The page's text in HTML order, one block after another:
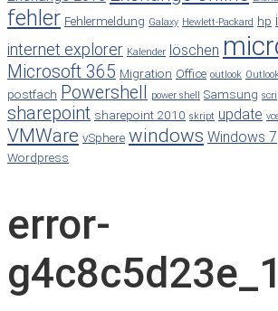
fehler Fehlermeldung Galaxy Hewlett-Packard hp
internet explorer Kalender löschen
Microsoft 365 Migration Office outlook
postfach Powershell power shell Samsung
sharepoint sharepoint 2010 skript update
VMWare vSphere windows Windows 7
Wordpress
error-